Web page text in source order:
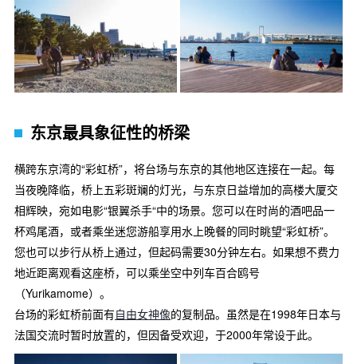
东京最具象征性的桥梁
横跨东京湾的“彩虹桥”，将台场与东京的其他地区连接在一起。每
当夜晚降临，桥上五彩斑斓的灯光，与东京日益增加的高楼大厦交
相辉映，宛如电影“银翼杀手“中的场景。您可以在时尚的酒吧品一
杯鸡尾酒，或者乘坐迷您游船享用水上晚餐的同时眺望“彩虹桥”。
您也可以步行从桥上通过，但起码需要30分钟左右。如果想不费力
地近距离观看这座桥，可以乘坐空中列车百合鸥号
（Yurikamome）。
台场的彩虹桥前面有自由女神像的复制品。虽然是在1998年日本与
法国交流时暂时放置的，但因备受欢迎，于2000年常设于此。